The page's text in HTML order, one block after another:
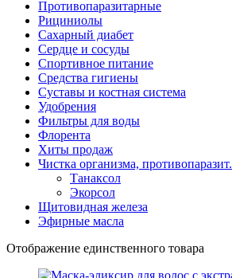
Противопаразитарные
Рициниолы
Сахарный диабет
Сердце и сосуды
Спортивное питание
Средства гигиены
Суставы и костная система
Удобрения
Фильтры для воды
Флорента
Хиты продаж
Чистка организма, противопаразит.
Танаксол
Экорсол
Щитовидная железа
Эфирные масла
Отображение единственного товара